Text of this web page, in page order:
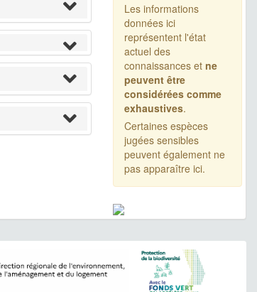
Les informations
données ici
représentent l'état
actuel des
connaissances et ne
peuvent être
considérées comme
exhaustives.
Certaines espèces
jugées sensibles
peuvent également ne
pas apparaître ici.